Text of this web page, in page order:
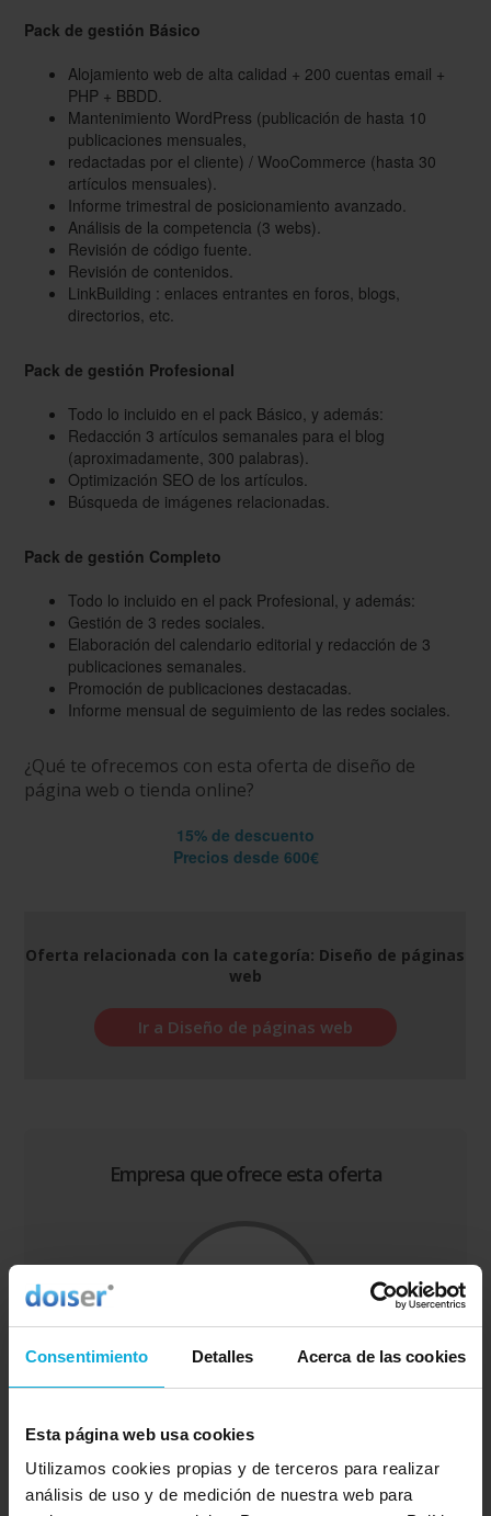
Consentimiento Detalles Acerca de las cookies
Esta página web usa cookies
Utilizamos cookies propias y de terceros para realizar
análisis de uso y de medición de nuestra web para
Pack de gestión Básico
Alojamiento web de alta calidad + 200 cuentas email +
PHP + BBDD.
Mantenimiento WordPress (publicación de hasta 10
publicaciones mensuales,
redactadas por el cliente) / WooCommerce (hasta 30
artículos mensuales).
Informe trimestral de posicionamiento avanzado.
Análisis de la competencia (3 webs).
Revisión de código fuente.
Revisión de contenidos.
LinkBuilding : enlaces entrantes en foros, blogs,
directorios, etc.
Pack de gestión Profesional
Todo lo incluido en el pack Básico, y además:
Redacción 3 artículos semanales para el blog
(aproximadamente, 300 palabras).
Optimización SEO de los artículos.
Búsqueda de imágenes relacionadas.
Pack de gestión Completo
Todo lo incluido en el pack Profesional, y además:
Gestión de 3 redes sociales.
Elaboración del calendario editorial y redacción de 3
publicaciones semanales.
Promoción de publicaciones destacadas.
Informe mensual de seguimiento de las redes sociales.
¿Qué te ofrecemos con esta oferta de diseño de
página web o tienda online?
15% de descuento
Precios desde 600€
Oferta relacionada con la categoría: Diseño de páginas
web
Ir a Diseño de páginas web
Empresa que ofrece esta oferta
de servicios de diseño y desarrollo de páginas web,
marketing online y software a medida para todo tipo de
empresas. Ciento80 desarrollará tu página web o ti...